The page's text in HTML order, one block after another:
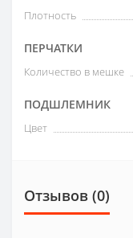
Плотность
ПЕРЧАТКИ
Количество в мешке
ПОДШЛЕМНИК
Цвет
Отзывов (0)